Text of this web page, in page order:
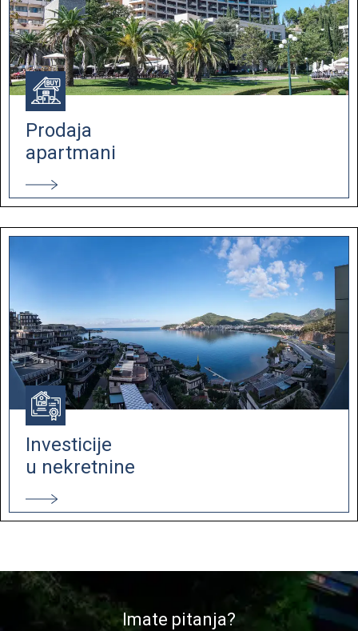
Prodaja
apartmani
Investicije
u nekretnine
Imate pitanja?